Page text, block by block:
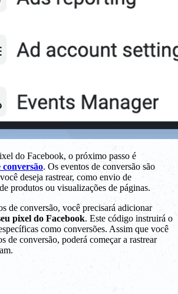
do Facebook, o próximo passo é
conversão. Os eventos de conversão são
deseja rastrear, como envio de
produtos ou visualizações de páginas.
de conversão, você precisará adicionar
pixel do Facebook. Este código instruirá o
como conversões. Assim que você
de conversão, poderá começar a rastrear